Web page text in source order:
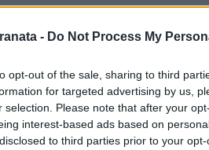
- Do Not Process My
opt-out of the sale, sharing to third
for targeted advertising by us,
selection. Please note that after your
interest-based ads based on
to third parties prior to your
continua a lavorare
in fase di
completamento
su una nuova